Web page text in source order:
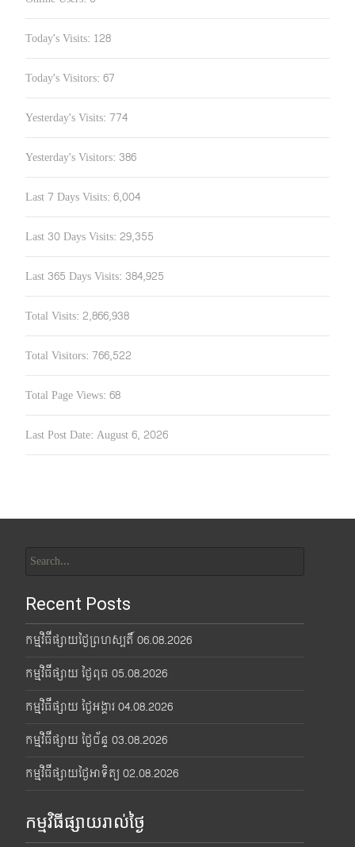
Today's Visits: 128
Today's Visitors: 67
Yesterday's Visits: 774
Yesterday's Visitors: 386
Last 7 Days Visits: 6,004
Last 30 Days Visits: 29,355
Last 365 Days Visits: 384,925
Total Visits: 2,866,938
Total Visitors: 766,522
Total Page Views: 68
Last Post Date: August 6, 2026
for:
Recent Posts
កម្មវិធីផ្សាយថ្ងៃព្រហស្បតិ៍ 06.08.2026
កម្មវិធីផ្សាយ ថ្ងៃពុធ 05.08.2026
កម្មវិធីផ្សាយ ថ្ងៃអង្គារ 04.08.2026
កម្មវិធីផ្សាយ ថ្ងៃច័ន្ទ 03.08.2026
កម្មវិធីផ្សាយថ្ងៃអាទិត្យ 02.08.2026
កម្មវិធីផ្សាយរាល់ថ្ងៃ